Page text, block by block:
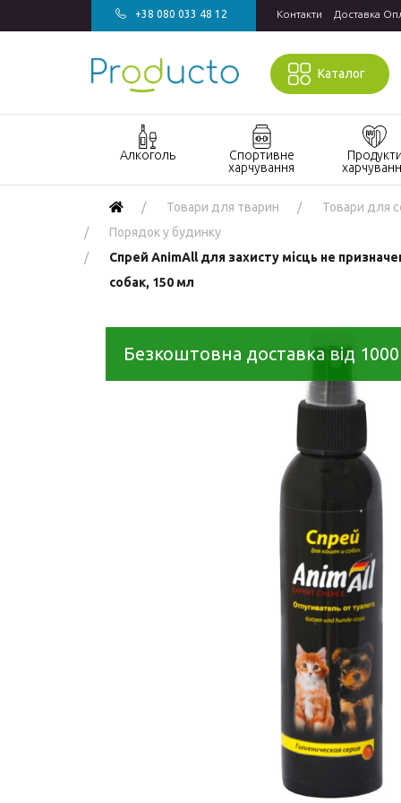
+38 080 033 48 12 Контакти Доставка
Каталог
Алкоголь
Акції алкоголь
Виски
Джин
Горілка
Спортивне
харчування
харчування
для спорту
Протеїнові
батончики
Продукти
харчування
вироби
приготування
Макаронні
вироби
Соуси
Консервація
Снеки та
Харчові
інгредієнти
Рослинна олія
Борошно та
висівки
Подарункові
набори
Товари для тварин
Товари для
Порядок у будинку
Спрей AnimAll для захисту місць не
собак, 150 мл
Безкоштовна доставка від